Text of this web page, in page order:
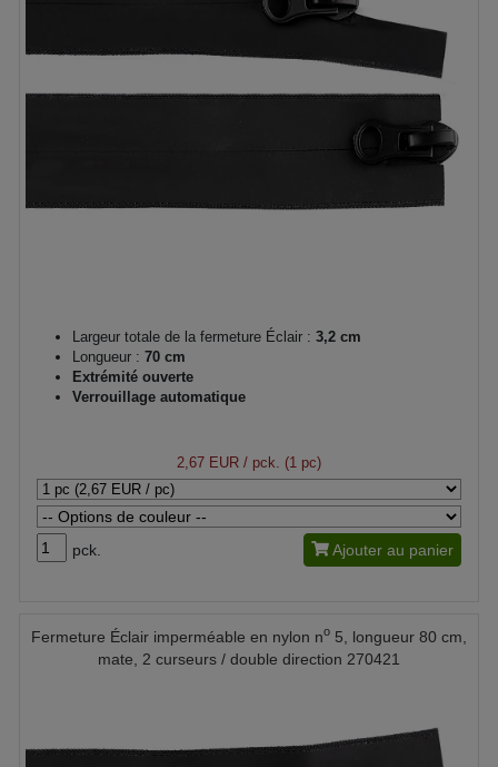
Largeur totale de la fermeture Éclair : 3,2 cm
Longueur : 70 cm
Extrémité ouverte
Verrouillage automatique
2,67 EUR / pck. (1 pc)
pck. Ajouter au panier
Fermeture Éclair imperméable en nylon no 5, longueur 80 cm,
mate, 2 curseurs / double direction 270421